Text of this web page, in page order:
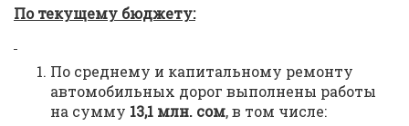
Потекущему бюджету:
По среднему и капитальному ремонту
автомобильных дорог выполнены работы
на сумму 13,1 млн. сом, в том числе: